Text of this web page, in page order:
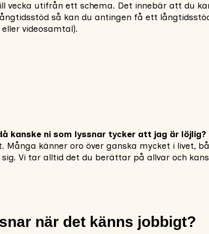
vecka utifrån ett schema. Det innebär att du
så kan du antingen få ett
videosamtal).
kanske ni som lyssnar tycker att jag är löjlig?
känner oro över ganska mycket i livet,
Vi tar alltid det du berättar på allvar och
när det känns jobbigt?